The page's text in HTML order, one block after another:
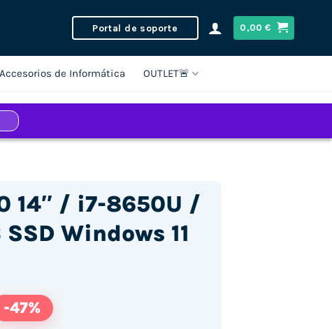
Portal de soporte 0,00€
Accesorios de Informática OUTLET🚨
14″ / i7-8650U /
SSD Windows 11
-47%